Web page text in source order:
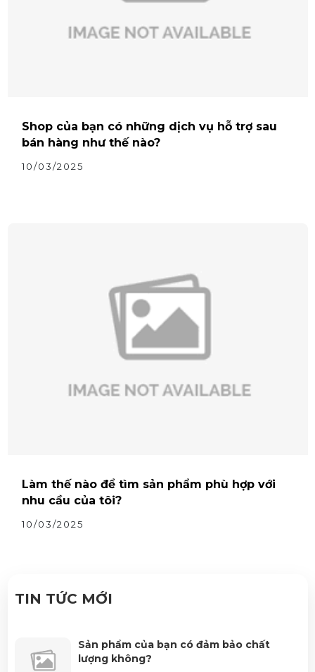
Shop của bạn có những dịch vụ hỗ trợ sau
bán hàng như thế nào?
10/03/2025
Làm thế nào để tìm sản phẩm phù hợp với
nhu cầu của tôi?
10/03/2025
TIN TỨC MỚI
Sản phẩm của bạn có đảm bảo chất
lượng không?